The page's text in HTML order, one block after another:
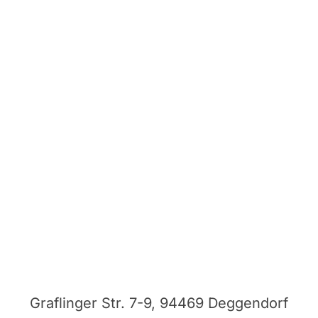
Graflinger Str. 7-9, 94469 Deggendorf